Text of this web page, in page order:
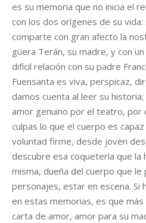
es su memoria que no inicia el
con los dos orígenes de su
comparte con gran afecto la
güera Terán, su madre, y con
difícil relación con su padre
Fuensanta es viva, perspicaz,
damos cuenta al leer su
amor genuino por el teatro, por
culpas lo que el cuerpo es capaz
voluntad firme, desde joven
descubre esa coquetería que la
misma, dueña del cuerpo que
personajes, estar en escena. Si
en estas memorias, es que
carta de amor, amor para su